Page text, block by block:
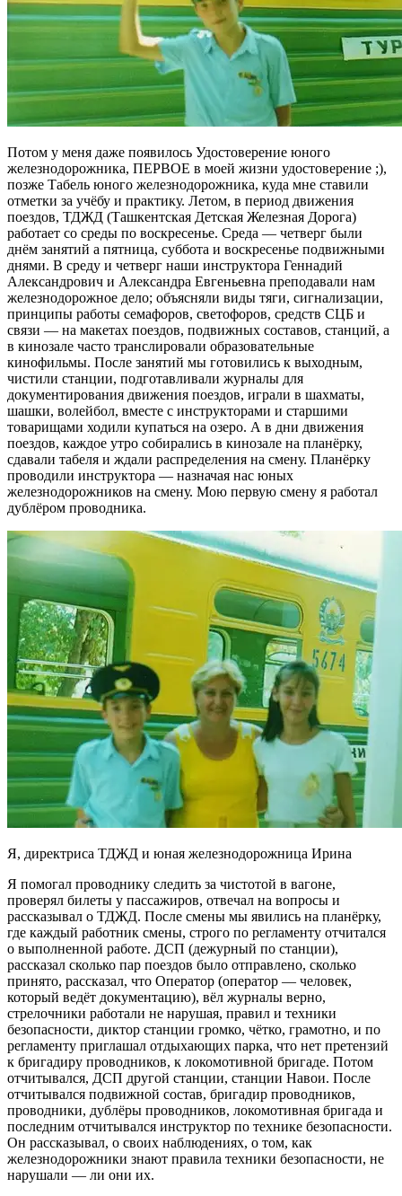
Потом у меня даже появилось Удостоверение юного
железнодорожника, ПЕРВОЕ в моей жизни удостоверение ;),
позже Табель юного железнодорожника, куда мне ставили
отметки за учёбу и практику. Летом, в период движения
поездов, ТДЖД (Ташкентская Детская Железная Дорога)
работает со среды по воскресенье. Среда — четверг были
днём занятий а пятница, суббота и воскресенье подвижными
днями. В среду и четверг наши инструктора Геннадий
Александрович и Александра Евгеньевна преподавали нам
железнодорожное дело; объясняли виды тяги, сигнализации,
принципы работы семафоров, светофоров, средств СЦБ и
связи — на макетах поездов, подвижных составов, станций, а
в кинозале часто транслировали образовательные
кинофильмы. После занятий мы готовились к выходным,
чистили станции, подготавливали журналы для
документирования движения поездов, играли в шахматы,
шашки, волейбол, вместе с инструкторами и старшими
товарищами ходили купаться на озеро. А в дни движения
поездов, каждое утро собирались в кинозале на планёрку,
сдавали табеля и ждали распределения на смену. Планёрку
проводили инструктора — назначая нас юных
железнодорожников на смену. Мою первую смену я работал
дублёром проводника.
Я, директриса ТДЖД и юная железнодорожница Ирина
Я помогал проводнику следить за чистотой в вагоне,
проверял билеты у пассажиров, отвечал на вопросы и
рассказывал о ТДЖД. После смены мы явились на планёрку,
где каждый работник смены, строго по регламенту отчитался
о выполненной работе. ДСП (дежурный по станции),
рассказал сколько пар поездов было отправлено, сколько
принято, рассказал, что Оператор (оператор — человек,
который ведёт документацию), вёл журналы верно,
стрелочники работали не нарушая, правил и техники
безопасности, диктор станции громко, чётко, грамотно, и по
регламенту приглашал отдыхающих парка, что нет претензий
к бригадиру проводников, к локомотивной бригаде. Потом
отчитывался, ДСП другой станции, станции Навои. После
отчитывался подвижной состав, бригадир проводников,
проводники, дублёры проводников, локомотивная бригада и
последним отчитывался инструктор по технике безопасности.
Он рассказывал, о своих наблюдениях, о том, как
железнодорожники знают правила техники безопасности, не
нарушали — ли они их.